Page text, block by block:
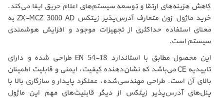
کاهش هزینه‌های ارتقا و توسعه سیستم‌های اعلام حریق ایفا می‌کند.
خرید ماژول زون متعارف آدرس‌پذیر زیتکس ZX-MCZ 3000 AD به
معنای استفاده حداکثری از تجهیزات موجود و افزایش هوشمندی
سیستم است.
این محصول مطابق با استاندارد EN 54-18 طراحی شده و دارای
تاییدیه CE می‌باشد که نشان‌دهنده کیفیت، ایمنی و قابلیت اطمینان
بالای آن است. طراحی مهندسی‌شده، عملکرد پایدار و سازگاری بالا با
پنل‌های آدرس‌پذیر زیتکس از دیگر قابلیت‌های مهم این ماژول